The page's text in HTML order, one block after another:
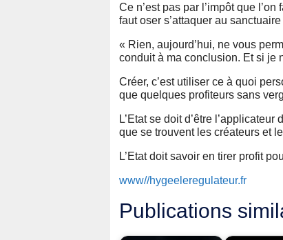
Ce n’est pas par l’impôt que
faut oser s’attaquer au
« Rien, aujourd’hui, ne vous
conduit à ma conclusion. Et si je
Créer, c’est utiliser ce à quoi
que quelques profiteurs sans
L’Etat se doit d’être
que se trouvent les créateurs et
L’Etat doit savoir en tirer profit
www//hygeeleregulateur.fr
Publications